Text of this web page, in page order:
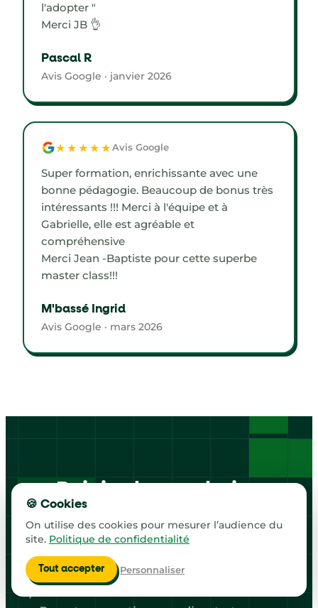
l'adopter "
Merci JB 👌
Pascal R
Avis Google · janvier 2026
★★★★★Avis Google
Super formation, enrichissante avec une
bonne pédagogie. Beaucoup de bonus très
intéressants !!! Merci à l'équipe et à
Gabrielle, elle est agréable et
compréhensive
Merci Jean -Baptiste pour cette superbe
master class!!!
M'bassé Ingrid
Avis Google · mars 2026
Rejoins la prochaine
en direct et 100 %
Chaque semaine, JB anime un cours live
🍪 Cookies
On utilise des cookies pour mesurer l’audience du
site. Politique de confidentialité
Tout accepter Personnaliser